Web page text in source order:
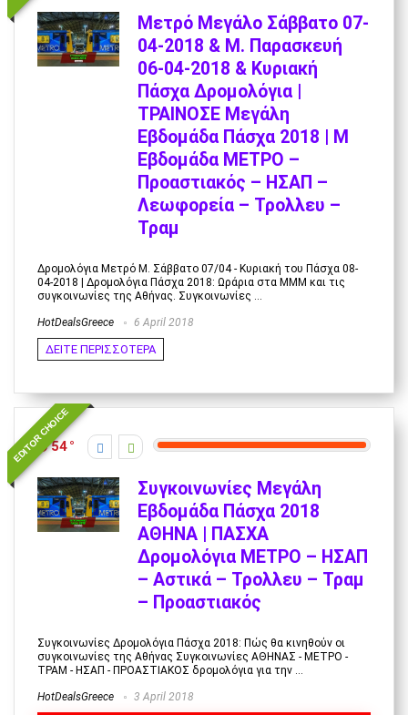
Μετρό Μεγάλο Σάββατο 07-
04-2018 & Μ. Παρασκευή
06-04-2018 & Κυριακή
Πάσχα Δρομολόγια |
ΤΡΑΙΝΟΣΕ Μεγάλη
Εβδομάδα Πάσχα 2018 | Μ
Εβδομάδα ΜΕΤΡΟ –
Προαστιακός – ΗΣΑΠ –
Λεωφορεία – Τρολλευ –
Τραμ
Δρομολόγια Μετρό Μ. Σάββατο 07/04 - Κυριακή του Πάσχα 08-
04-2018 | Δρομολόγια Πάσχα 2018: Ωράρια στα ΜΜΜ και τις
συγκοινωνίες της Αθήνας. Συγκοινωνίες ...
HotDealsGreece 6 April 2018
ΔΕΙΤΕ ΠΕΡΙΣΣΟΤΕΡΑ
EDITOR CHOICE
54
Συγκοινωνίες Μεγάλη
Εβδομάδα Πάσχα 2018
ΑΘΗΝΑ | ΠΑΣΧΑ
Δρομολόγια ΜΕΤΡΟ – ΗΣΑΠ
– Αστικά – Τρολλευ – Τραμ
– Προαστιακός
Συγκοινωνίες Δρομολόγια Πάσχα 2018: Πώς θα κινηθούν οι
συγκοινωνίες της Αθήνας Συγκοινωνίες ΑΘΗΝΑΣ - ΜΕΤΡΟ -
ΤΡΑΜ - ΗΣΑΠ - ΠΡΟΑΣΤΙΑΚΟΣ δρομολόγια για την ...
HotDealsGreece 3 April 2018